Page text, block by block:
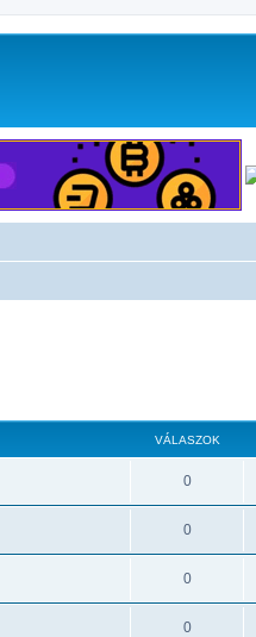
VÁLASZOK
0
0
0
0